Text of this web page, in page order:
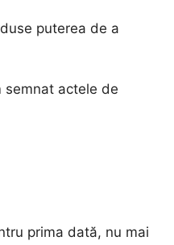
puterea de a
semnat actele de
prima dată, nu mai